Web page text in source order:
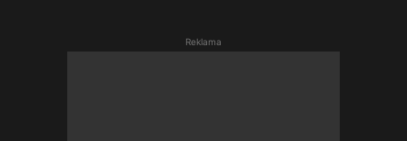
Reklama